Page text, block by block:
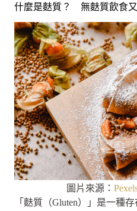
什麼是麩質？ 無麩質飲食又
圖片來源：
「麩質（Gluten）」是一種